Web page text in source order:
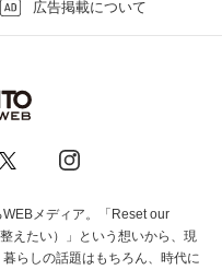
広告掲載について
WEBメディア。「Reset our
えたい）」という想いから、現
らしの話題はもちろん、時代に